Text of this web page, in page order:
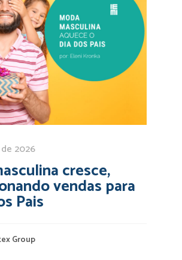
2026
cresce,
vendas para
Pais
Group